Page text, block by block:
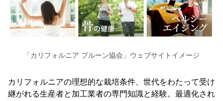
「カリフォルニア プルーン協会」ウェブサイトイメージ
カリフォルニアの理想的な栽培条件、世代をわたって受け
継がれる生産者と加工業者の専門知識と経験。最適化され